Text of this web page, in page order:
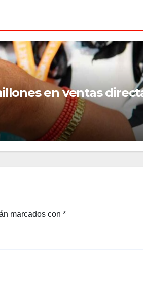
marcados con *